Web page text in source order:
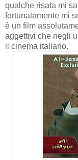
qualche risata mi
fortunatamente mi
è un film
aggettivi che negli
il cinema italiano.